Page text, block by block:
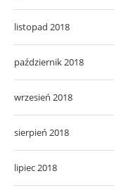
listopad 2018
październik 2018
wrzesień 2018
sierpień 2018
lipiec 2018